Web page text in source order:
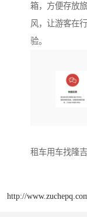
箱，方便存放
风，让游客在
验。
租车用车找隆
http://